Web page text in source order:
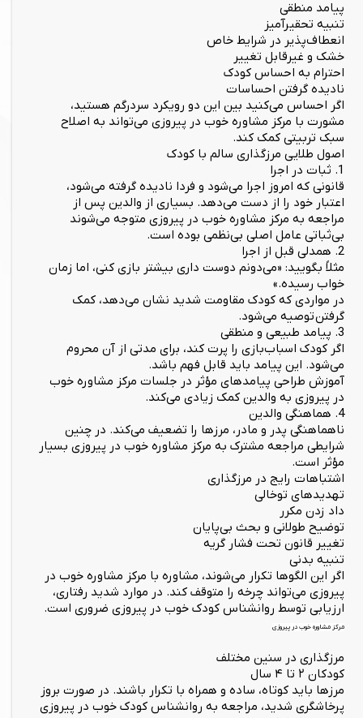
پیامد منطقی
تنبیه تحقیرآمیز
انعطاف‌پذیر در شرایط خاص
خشک و غیرقابل تغییر
احترام به احساس کودک
نادیده گرفتن احساسات
اگر احساس می‌کنید بین این دو رویکرد سردرگم هستید،
مشورت با مرکز مشاوره خوب در پیروزی می‌تواند به اصلاح
سبک تربیتی کمک کند.
اصول طلایی مرزگذاری سالم با کودک
1. ثبات در اجرا
قانونی که امروز اجرا می‌شود و فردا نادیده گرفته می‌شود،
اعتبار خود را از دست می‌دهد. بسیاری از والدین پس از
مراجعه به مرکز مشاوره خوب در پیروزی متوجه می‌شوند
بی‌ثباتی عامل اصلی بی‌نظمی بوده است.
2. همدلی قبل از اجرا
مثلاً بگویید: «می‌دونم دوست داری بیشتر بازی کنی، اما زمان
خواب رسیده.»
در مواردی که کودک مقاومت شدید نشان می‌دهد، کمک
گرفتن توصیه می‌شود.
3. پیامد طبیعی و منطقی
اگر کودک اسباب‌بازی را پرت کند، برای مدتی از آن محروم
می‌شود. این پیامد باید قابل فهم باشد.
آموزش طراحی پیامدهای مؤثر در جلسات مرکز مشاوره خوب
در پیروزی به والدین کمک زیادی می‌کند.
4. هماهنگی والدین
ناهماهنگی پدر و مادر، مرزها را تضعیف می‌کند. در چنین
شرایطی مراجعه مشترک به مرکز مشاوره خوب در پیروزی بسیار
مؤثر است.
اشتباهات رایج در مرزگذاری
تهدیدهای توخالی
داد زدن مکرر
توضیح طولانی و بحث بی‌پایان
تغییر قانون تحت فشار گریه
تنبیه بدنی
اگر این الگوها تکرار می‌شوند، مشاوره با مرکز مشاوره خوب در
پیروزی می‌تواند چرخه را متوقف کند. در موارد شدید رفتاری،
ارزیابی توسط روانشناس کودک خوب در پیروزی ضروری است.
مرکز مشاوره خوب در پیروزی
مرزگذاری در سنین مختلف
کودکان ۲ تا ۴ سال
مرزها باید کوتاه، ساده و همراه با تکرار باشند. در صورت بروز
پرخاشگری شدید، مراجعه به روانشناس کودک خوب در پیروزی